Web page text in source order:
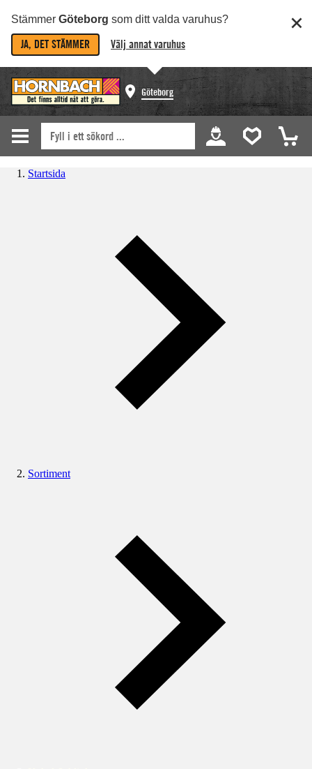
Stämmer Göteborg som ditt valda varuhus?
JA, DET STÄMMER Välj annat varuhus
Göteborg
Startsida
Sortiment